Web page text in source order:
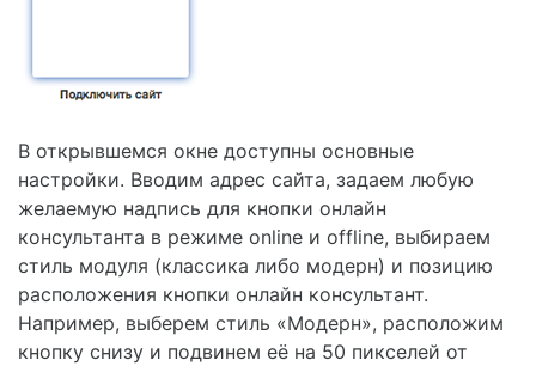
В открывшемся окне доступны основные
настройки. Вводим адрес сайта, задаем любую
желаемую надпись для кнопки онлайн
консультанта в режиме online и offline, выбираем
стиль модуля (классика либо модерн) и позицию
расположения кнопки онлайн консультант.
Например, выберем стиль «Модерн», расположим
кнопку снизу и подвинем её на 50 пикселей от